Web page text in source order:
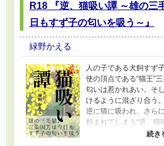
R18 『逆、猫吸い譚 ～雄の三
日もすず子の匂いを吸う～』
緑野かえる
人の子である犬飼すず
使の頂点である“猫王”
匂いは惹かれあい、そ
けるように混ざり合う
逆に猫に吸われ、さら
頼まれてしまう“逆、猫
ファンタジー。 ざまぁ
破棄をしてくる酷い男